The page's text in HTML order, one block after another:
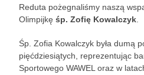
Reduta pożegnaliśmy naszą
Olimpijkęśp. Zofię Kowalczyk
Śp. Zofia Kowalczyk była dumą
pięćdziesiątych, reprezentując
Sportowego WAWEL oraz w